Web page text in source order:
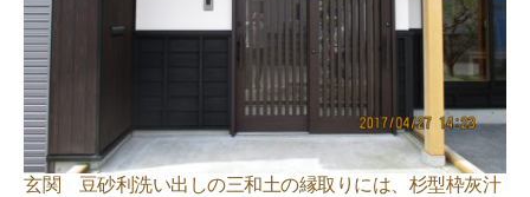
玄関 豆砂利洗い出しの三和土の縁取りには、杉型枠灰汁